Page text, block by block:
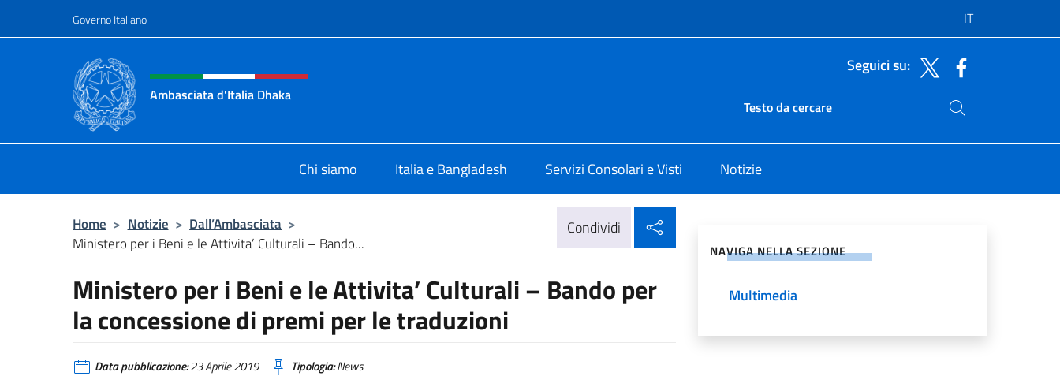
Governo Italiano IT
Intestazione sito, social e menù
Ambasciata d'Italia Dhaka
Seguici su:
Ricerca sito live
Cerca nel sito
Chi siamo Italia e Bangladesh Servizi Consolari e Visti Notizie
Home > Notizie > Dall’Ambasciata >
Ministero per i Beni e le Attivita’ Culturali – Bando...
Condividi
Ministero per i Beni e le Attivita’ Culturali – Bando per
la concessione di premi per le traduzioni
Data pubblicazione:23 Aprile 2019 Tipologia:News
NAVIGA NELLA SEZIONE
Multimedia